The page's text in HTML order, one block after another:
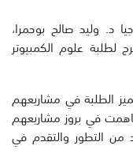
د. وليد صالح بوحمرا،
لطلبة علوم الكمبيوتر
الطلبة في مشاريعهم
في بروز مشاريعهم
من التطور والتقدم في